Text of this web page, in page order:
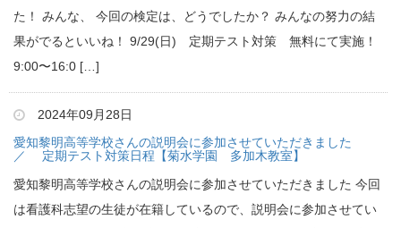
た！ みんな、 今回の検定は、どうでしたか？ みんなの努力の結
果がでるといいね！ 9/29(日) 定期テスト対策 無料にて実施！
9:00〜16:0 […]
2024年09月28日
愛知黎明高等学校さんの説明会に参加させていただきました
／ 定期テスト対策日程【菊水学園 多加木教室】
愛知黎明高等学校さんの説明会に参加させていただきました 今回
は看護科志望の生徒が在籍しているので、説明会に参加させてい